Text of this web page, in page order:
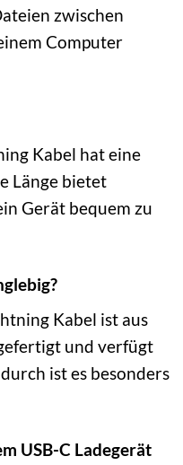
zwischen
Computer
Kabel hat eine
Länge bietet
Gerät bequem zu
Kabel ist aus
und verfügt
ist es besonders
USB-C Ladegerät